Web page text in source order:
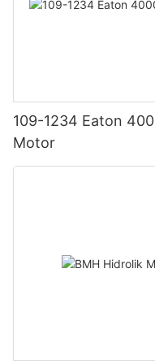
109-1234 Eaton
Motor